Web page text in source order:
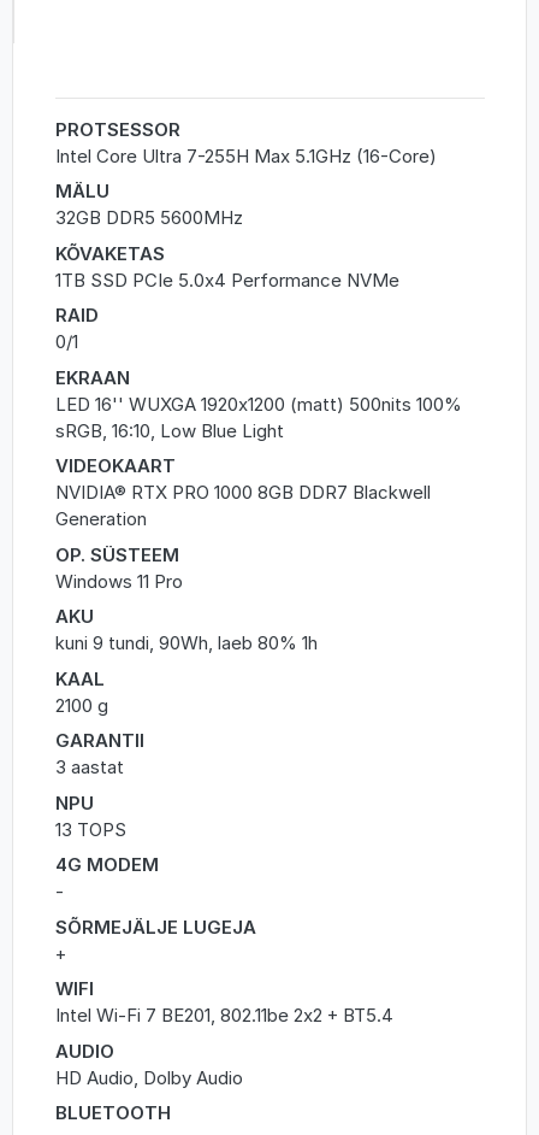
PROTSESSOR
Intel Core Ultra 7-255H Max 5.1GHz (16-Core)
MÄLU
32GB DDR5 5600MHz
KÕVAKETAS
1TB SSD PCIe 5.0x4 Performance NVMe
RAID
0/1
EKRAAN
LED 16'' WUXGA 1920x1200 (matt) 500nits 100%
sRGB, 16:10, Low Blue Light
VIDEOKAART
NVIDIA® RTX PRO 1000 8GB DDR7 Blackwell
Generation
OP. SÜSTEEM
Windows 11 Pro
AKU
kuni 9 tundi, 90Wh, laeb 80% 1h
KAAL
2100 g
GARANTII
3 aastat
NPU
13 TOPS
4G MODEM
-
SÕRMEJÄLJE LUGEJA
+
WIFI
Intel Wi-Fi 7 BE201, 802.11be 2x2 + BT5.4
AUDIO
HD Audio, Dolby Audio
BLUETOOTH